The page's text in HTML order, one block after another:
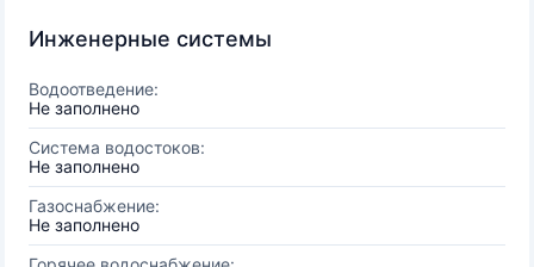
Инженерные системы
Водоотведение:
Не заполнено
Система водостоков:
Не заполнено
Газоснабжение:
Не заполнено